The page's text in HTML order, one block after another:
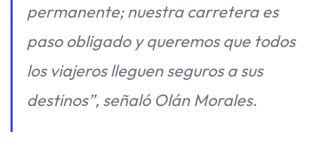
permanente; nuestra carretera es
paso obligado y queremos que todos
los viajeros lleguen seguros a sus
destinos”, señaló Olán Morales.